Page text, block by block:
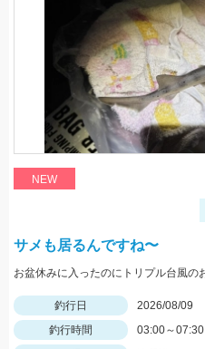
NEW
サメも居るんですね〜
釣行日
2026/08/09
釣行時間
03:00～07:30